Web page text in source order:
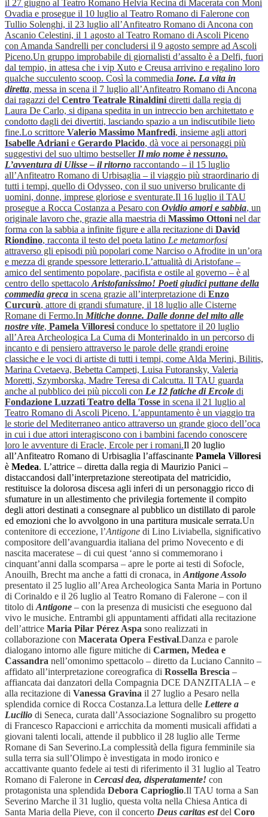
il 27 giugno al Teatro Romano Helvia Recina di Macerata con Moni
Ovadia e prosegue il 10 luglio al Teatro Romano di Falerone con
Tullio Solenghi, il 23 luglio all’Anfiteatro Romano di Ancona con
Ascanio Celestini, il 1 agosto al Teatro Romano di Ascoli Piceno
con Amanda Sandrelli per concludersi il 9 agosto sempre ad Ascoli
Piceno.Un gruppo improbabile di giornalisti d’assalto è a Delfi, fuori
dal tempio, in attesa che i vip Xuto e Creusa arrivino e regalino loro
qualche succulento scoop. Così la commedia Ione. La vita in
diretta, messa in scena il 7 luglio all’Anfiteatro Romano di Ancona
dai ragazzi del Centro Teatrale Rinaldini diretti dalla regia di
Laura De Carlo, si dipana spedita in un intreccio ben architettato e
condotto dagli dei divertiti, lasciando spazio a un indiscutibile lieto
fine.Lo scrittore Valerio Massimo Manfredi, insieme agli attori
Isabelle Adriani e Gerardo Placido, dà voce ai personaggi più
suggestivi del suo ultimo bestseller Il mio nome è nessuno.
L’avventura di Ulisse – il ritorno raccontando – il 15 luglio
all’Anfiteatro Romano di Urbisaglia – il viaggio più straordinario di
tutti i tempi, quello di Odysseo, con il suo universo brulicante di
uomini, donne, imprese gloriose e sventurate.Il 16 luglio il TAU
prosegue a Rocca Costanza a Pesaro con Ovidio amori e sabbia, un
originale lavoro che, grazie alla maestria di Massimo Ottoni nel dar
forma con la sabbia a infinite figure e alla recitazione di David
Riondino, racconta il testo del poeta latino Le metamorfosi
attraverso gli episodi più popolari come Narciso o Afrodite in un’ora
e mezza di grande spessore letterario.L’attualità di Aristofane –
amico del sentimento popolare, pacifista e ostile al governo – è al
centro dello spettacolo Aristofanissimo! Poeti giudici puttane della
commedia greca in scena grazie all’interpretazione di Enzo
Curcurù, attore di grandi sfumature, il 18 luglio alle Cisterne
Romane di Fermo.In Mitiche donne. Dalle donne del mito alle
nostre vite, Pamela Villoresi conduce lo spettatore il 20 luglio
all’Area Archeologica La Cuma di Monterinaldo in un percorso di
incanto e di pensiero attraverso le parole delle grandi eroine
classiche e le voci di artiste di tutti i tempi, come Alda Merini, Bilitis,
Marina Cvetaeva, Bebetta Campeti, Luisa Futoransky, Valeria
Moretti, Szymborska, Madre Teresa di Calcutta. Il TAU guarda
anche al pubblico dei più piccoli con Le 12 fatiche di Ercole di
Fondazione Luzzati Teatro della Tosse in scena il 21 luglio al
Teatro Romano di Ascoli Piceno. L’appuntamento è un viaggio tra
le storie del Mediterraneo antico attraverso un grande gioco dell’oca
in cui i due attori interagiscono con i bambini facendo conoscere
loro le avventure di Eracle, Ercole per i romani.Il 20 luglio
all’Anfiteatro Romano di Urbisaglia l’affascinante Pamela Villoresi
è Medea. L’attrice – diretta dalla regia di Maurizio Panici –
distaccandosi dall’interpretazione stereotipata del matricidio,
restituisce la dolorosa discesa agli inferi di un personaggio ricco di
sfumature in un allestimento che privilegia fortemente il compito
degli attori destinati a consegnare al pubblico un distillato di parole
ed emozioni che lo avvolgono in una partitura musicale serrata.Un
contenitore di eccezione, l’Antigone di Lino Liviabella, significativo
compositore dell’avanguardia italiana del primo Novecento e di
nascita maceratese – di cui quest ‘anno si commemorano i
cinquant’anni dalla scomparsa – apre le porte ai testi di Sofocle,
Anouilh, Brecht ma anche a fatti di cronaca, in Antigone Assolo
presentato il 25 luglio all’Area Archeologica Santa Maria in Portuno
di Corinaldo e il 26 luglio al Teatro Romano di Falerone – con il
titolo di Antigone – con la presenza di musicisti che eseguono dal
vivo le musiche. Entrambi gli appuntamenti affidati alla recitazione
dell’attrice Maria Pilar Pérez Aspa sono realizzati in
collaborazione con Macerata Opera Festival.Danza e parole
dialogano intorno alle figure mitiche di Carmen, Medea e
Cassandra nell’omonimo spettacolo – diretto da Luciano Cannito –
affidato all’interpretazione coreografica di Rossella Brescia –
affiancata dai danzatori della Compagnia DCE DANZITALIA – e
alla recitazione di Vanessa Gravina il 27 luglio a Pesaro nella
splendida cornice di Rocca Costanza.La lettura delle Lettere a
Lucilio di Seneca, curata dall’Associazione Sognalibro su progetto
di Francesco Rapaccioni e arricchita da momenti musicali affidati a
giovani talenti locali, attende il pubblico il 28 luglio alle Terme
Romane di San Severino.La complessità della figura femminile sia
sulla terra sia sull’Olimpo è investigata in modo ironico e
accattivante quanto fedele ai testi di riferimento il 31 luglio al Teatro
Romano di Falerone in Cercasi dea, disperatamente! con
protagonista una splendida Debora Caprioglio.Il TAU torna a San
Severino Marche il 31 luglio, questa volta nella Chiesa Antica di
Santa Maria della Pieve, con il concerto Deus caritas estdel Coro